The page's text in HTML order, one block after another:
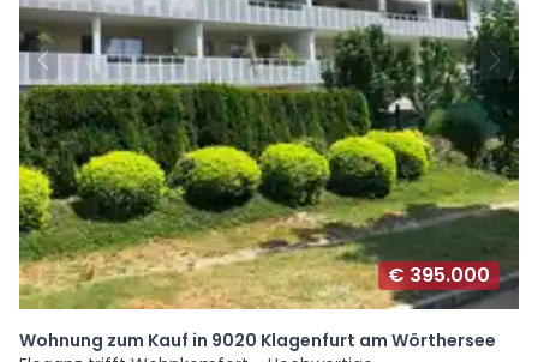
€ 395.000
Wohnung zum Kauf in 9020 Klagenfurt am Wörthersee